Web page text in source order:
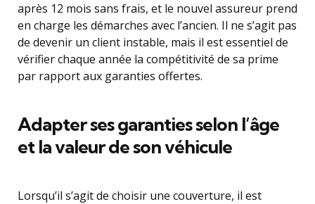
après 12 mois sans frais, et le nouvel assureur prend
en charge les démarches avec l’ancien. Il ne s’agit pas
de devenir un client instable, mais il est essentiel de
vérifier chaque année la compétitivité de sa prime
par rapport aux garanties offertes.
Adapter ses garanties selon l’âge
et la valeur de son véhicule
Lorsqu’il s’agit de choisir une couverture, il est